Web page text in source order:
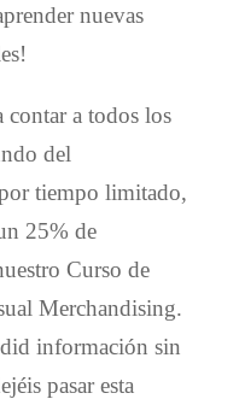
nuevas
contar a todos los
del
tiempo limitado,
25% de
Curso de
Merchandising.
información sin
pasar esta